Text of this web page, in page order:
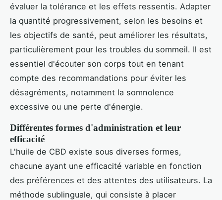
évaluer la tolérance et les effets ressentis. Adapter
la quantité progressivement, selon les besoins et
les objectifs de santé, peut améliorer les résultats,
particulièrement pour les troubles du sommeil. Il est
essentiel d'écouter son corps tout en tenant
compte des recommandations pour éviter les
désagréments, notamment la somnolence
excessive ou une perte d'énergie.
Différentes formes d'administration et leur
efficacité
L'huile de CBD existe sous diverses formes,
chacune ayant une efficacité variable en fonction
des préférences et des attentes des utilisateurs. La
méthode sublinguale, qui consiste à placer